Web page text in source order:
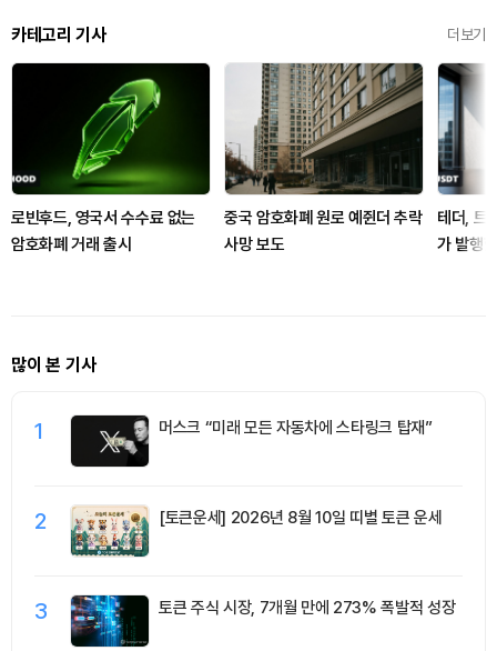
카테고리 기사 더보기
로빈후드, 영국서 수수료 없는
암호화폐 거래 출시
중국 암호화폐 원로 예쥔더 추락
사망 보도
테더, 트
가 발행
많이 본 기사
1 머스크 “미래 모든 자동차에 스타링크 탑재”
2 [토큰운세] 2026년 8월 10일 띠별 토큰 운세
3 토큰 주식 시장, 7개월 만에 273% 폭발적 성장